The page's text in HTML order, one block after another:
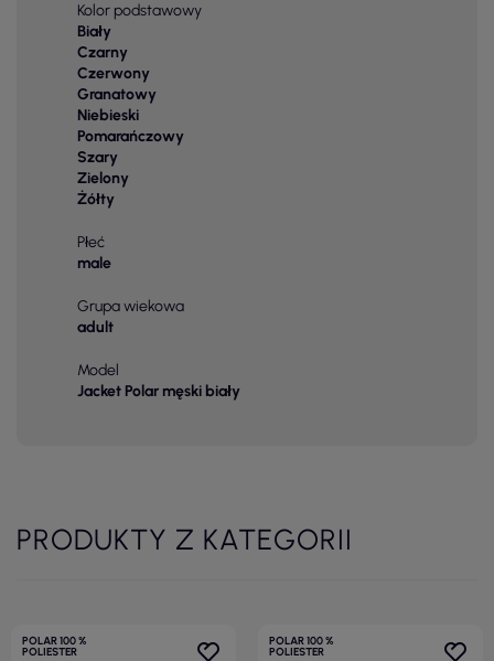
Kolor podstawowy
Biały
Czarny
Czerwony
Granatowy
Niebieski
Pomarańczowy
Szary
Zielony
Żółty
Płeć
male
Grupa wiekowa
adult
Model
Jacket Polar męski biały
PRODUKTY Z KATEGORII
POLAR 100 %
POLIESTER
POLAR 100 %
POLIESTER